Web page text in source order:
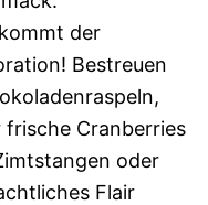
der
Bestreuen
frische Cranberries
oder
Flair